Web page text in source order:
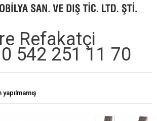
Refakatçi
542 251 11 70